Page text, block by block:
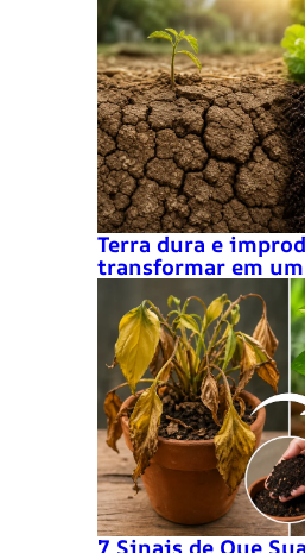
Terra dura e
transformar em
7 Sinais de Que